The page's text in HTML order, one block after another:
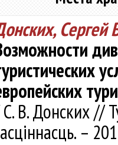
Сергей
В. Донских //
–